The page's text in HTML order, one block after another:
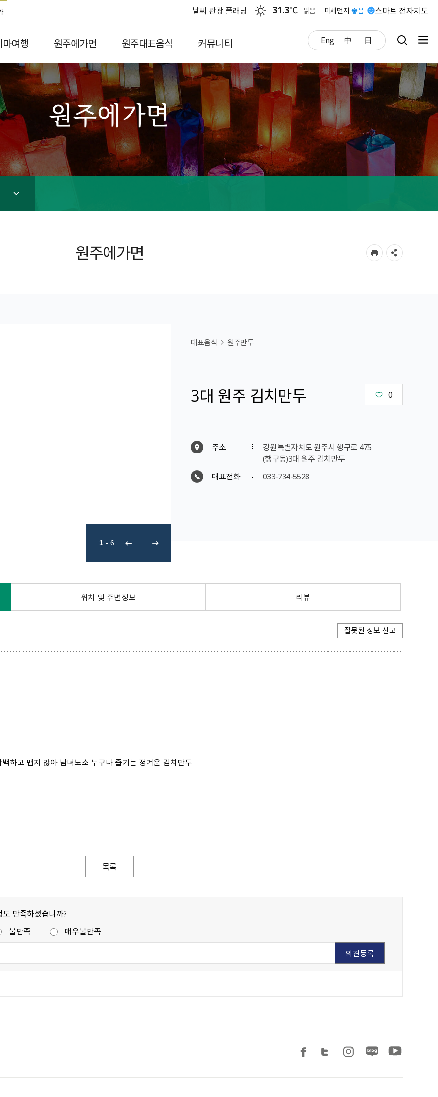
스마트 전자지도
날씨 관광 플래닝 31.3℃ 맑음 미세먼지 좋음
Eng 中 日
마여행 원주에가면 원주대표음식 커뮤니티
원주에가면
원주에가면
1 - 6
대표음식 원주만두
3대 원주 김치만두 0
주소
강원특별자치도 원주시 행구로 475
(행구동)3대 원주 김치만두
대표전화
033-734-5528
위치 및 주변정보 리뷰
잘못된 정보 신고
하고 맵지 않아 남녀노소 누구나 즐기는 정겨운 김치만두
목록
만족하셨습니까?
불만족 매우불만족